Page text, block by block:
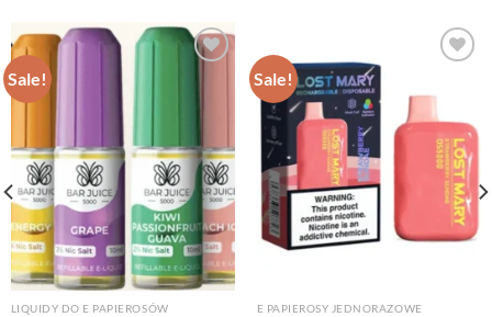
Sale!
LIQUIDY DO E PAPIEROSÓW
Sale!
E PAPIEROSY JEDNORAZOWE